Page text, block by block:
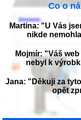
Co o
Martina: "U Vás
nikde
Mojmír: "Váš
nebyl k
Jana: "Děkuji za
opět